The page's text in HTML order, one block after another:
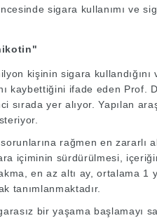
sigara kullanımı ve
kişinin sigara kullandığını
kaybettiğini ifade eden Prof.
sırada yer alıyor. Yapılan
rağmen en zararlı
içiminin sürdürülmesi,
en az altı ay, ortalama
tanımlanmaktadır.
bir yaşama başlamayı